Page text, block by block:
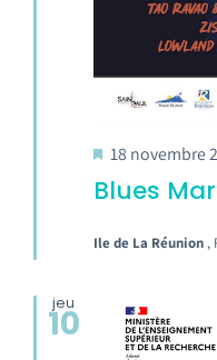
18 novembre
Blues
Ile de La Réunion ,
jeu
10